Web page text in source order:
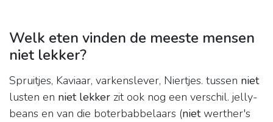
Welk eten vinden de meeste mensen
niet lekker?
Spruitjes, Kaviaar, varkenslever, Niertjes. tussen niet
lusten en niet lekker zit ook nog een verschil. jelly-
beans en van die boterbabbelaars (nietwerther's